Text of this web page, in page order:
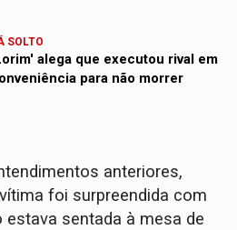
SOLTO
alega que executou rival em
para não morrer
anteriores,
foi surpreendida com
sentada à mesa de